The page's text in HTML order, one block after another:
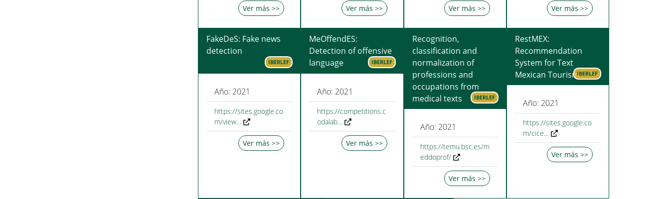
Ver más >> Ver más >> Ver más >> Ver más >>
FakeDeS: Fake news
detection
IBERLEF
Año: 2021
https://sites.google.co
m/view…
Ver más >>
MeOffendES:
Detection of offensive
language
IBERLEF
Año: 2021
https://competitions.c
odalab…
Ver más >>
Recognition,
classification and
normalization of
professions and
occupations from
medical texts
IBERLEF
Año: 2021
https://temu.bsc.es/m
eddoprof/
Ver más >>
RestMEX:
Recommendation
System for Text
Mexican TourismIBERLEF
Año: 2021
https://sites.google.co
m/cice…
Ver más >>